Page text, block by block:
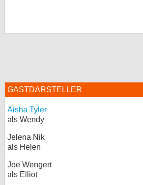
GASTDARSTELLER
Aisha Tyler
als Wendy
Jelena Nik
als Helen
Joe Wengert
als Elliot